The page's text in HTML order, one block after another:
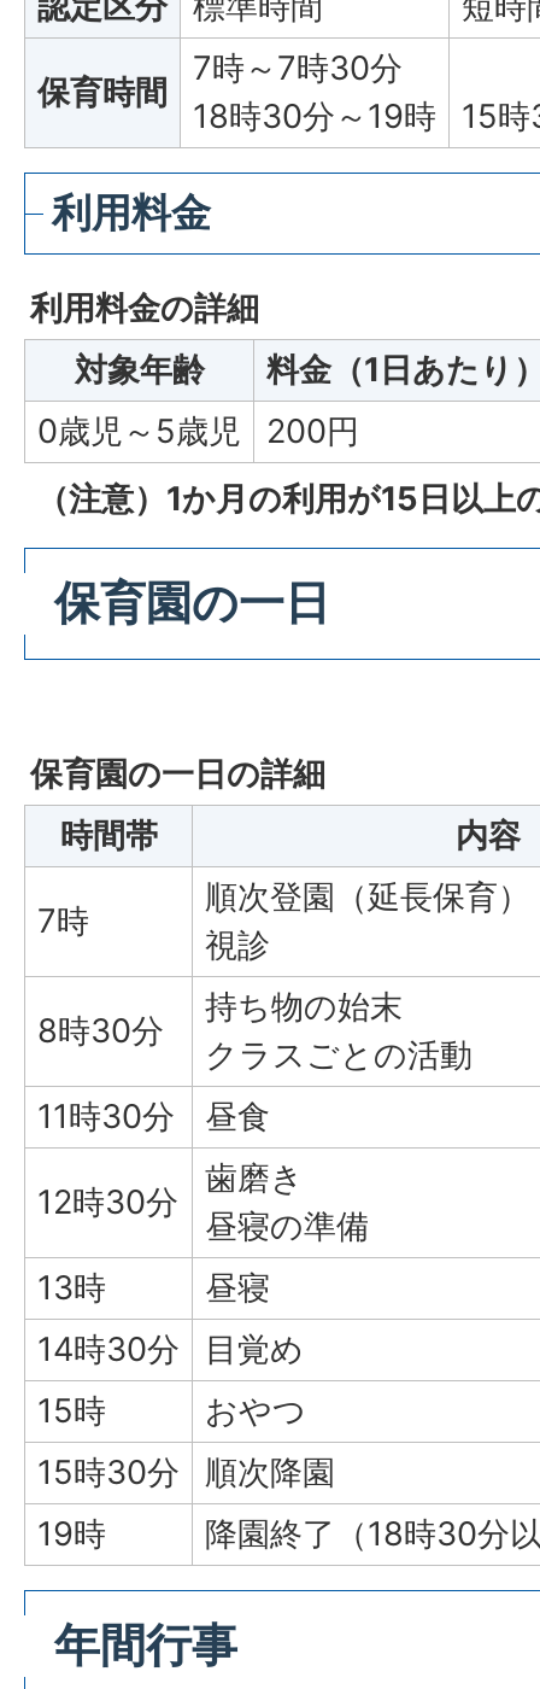
保育時間
7時～7時30分
18時30分～19時
15
利用料金
利用料金の詳細
対象年齢
料金（1日あたり
0歳児～5歳児
200円
（注意）1か月の利用が15日以
保育園の一日
保育園の一日の詳細
時間帯
内容
7時
順次登園（延長保育）
視診
8時30分
持ち物の始末
クラスごとの活動
11時30分
昼食
12時30分
歯磨き
昼寝の準備
13時
昼寝
14時30分
目覚め
15時
おやつ
15時30分
順次降園
19時
降園終了（18時30分
年間行事